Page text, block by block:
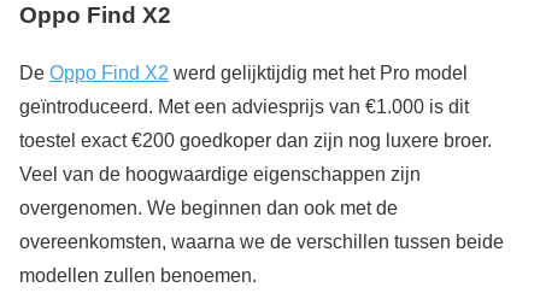
Oppo Find X2
De Oppo Find X2 werd gelijktijdig met het Pro model
geïntroduceerd. Met een adviesprijs van €1.000 is dit
toestel exact €200 goedkoper dan zijn nog luxere broer.
Veel van de hoogwaardige eigenschappen zijn
overgenomen. We beginnen dan ook met de
overeenkomsten, waarna we de verschillen tussen beide
modellen zullen benoemen.